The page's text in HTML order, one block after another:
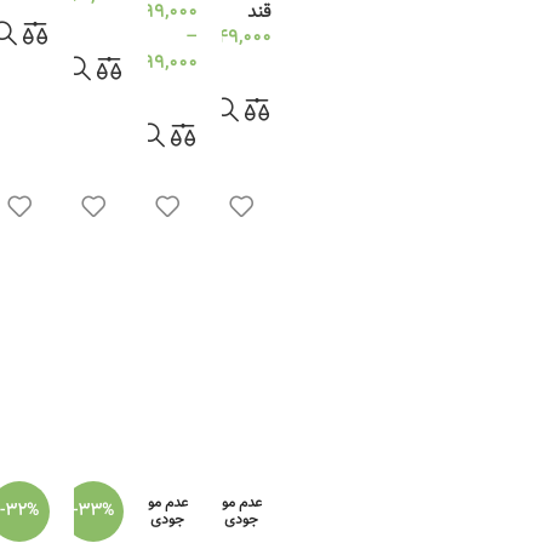
قند
249,000
تومان
399,000
تومان
–
99,000
تومان
عدم مو
جودی
عدم مو
جودی -33%
-32%